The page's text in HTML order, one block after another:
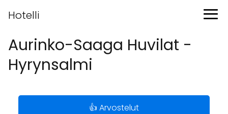
Hotelli
Aurinko-Saaga Huvilat -
Hyrynsalmi
👍 Arvostelut